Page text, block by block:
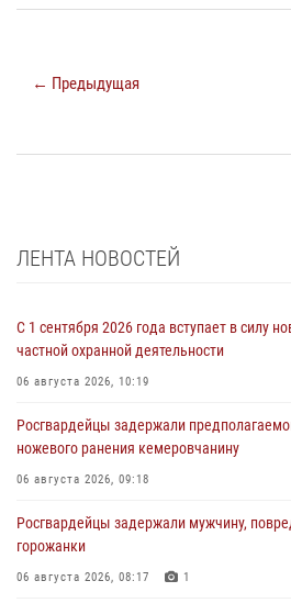
← Предыдущая
ЛЕНТА НОВОСТЕЙ
С 1 сентября 2026 года вступает в силу
частной охранной деятельности
06 августа 2026, 10:19
Росгвардейцы задержали
ножевого ранения кемеровчанину
06 августа 2026, 09:18
Росгвардейцы задержали мужчину,
горожанки
06 августа 2026, 08:17 1